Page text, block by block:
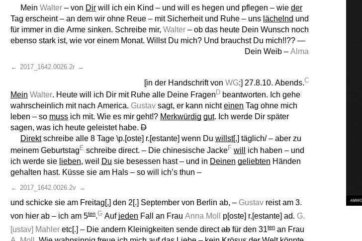
Mein Walter – von Dir will ich ein Kind – und will es hegen und pflegen – wie der
Tag erscheint – an dem wir ohne Reue – mit Sicherheit und Ruhe – uns lächelnd und
für immer in die Arme sinken. Schreibe mir, Walter – ob das heute Dein Wunsch noch
ebenso stark ist, wie vor einem Monat. Willst Du mich? Und brauchst Du mich!!?? —
Dein Weib – Alma
← 2017_1642.0026.2r →
[in der Handschrift von WG:] 27.8.10. Abends.C
Mein Walter. Heute will ich Dir mit Ruhe alle Deine Fragen D beantworten. Ich gehe
wahrscheinlich mit nach America. Gustav sagt, er kann nichteinen Tag ohne mich
leben – so muss ich mit. Wie es mir geht!? Merkwürdig gut. Ich werde Dir später
sagen, was ich heute geleistet habe. D
Direktschreibe alle 8 Tage \p.[oste] r.[estante] wenn Du willst[,] täglich/ – aber zu
meinem Geburtstag E schreibe direct. – Die chinesische JackeF will
ich haben – und
ich werde sie lieben, weil Du sie besessen hast – und in Deinen geliebten Händen
gehalten hast. Küsse sie am Hals – so will ich’s thun –
← 2017_1642.0026.2v →
und schicke sie am Freitag[,] den 2[.] September von Berlin ab, – Gustav reist am 3.
von hier ab – ich am 5ten.G Auf jeden Fall an Frau Anna Moll p[oste] r.[estante] ad. G.
[ustav] Mahler etc[.] – Die andern Kleinigkeiten sende directab für den 31ten an Frau